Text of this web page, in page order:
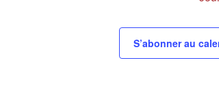
S’abonner au